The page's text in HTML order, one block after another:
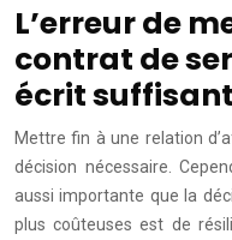
L’erreur de
contrat de
écrit suffisant
Mettre fin à une relation
décision nécessaire.
aussi importante que la
plus coûteuses est de